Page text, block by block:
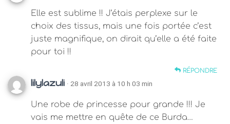
Elle est sublime !! J’étais perplexe sur le
choix des tissus, mais une fois portée c’est
juste magnifique, on dirait qu’elle a été faite
pour toi !!
RÉPONDRE
lilylazuli · 28 avril 2013 à 10 h 03 min
Une robe de princesse pour grande !!! Je
vais me mettre en quête de ce Burda…